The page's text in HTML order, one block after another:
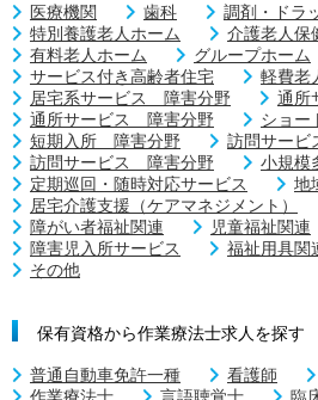
医療機関 歯科
調剤・ドラ
特別養護老人ホーム
介護老人保
有料老人ホーム
グループホーム
サービス付き高齢者住宅
軽費老
居宅系サービス 障害分野
通所
通所サービス 障害分野
ショー
短期入所 障害分野
訪問サービ
訪問サービス 障害分野
小規模
定期巡回・随時対応サービス
地
居宅介護支援（ケアマネジメント）
障がい者福祉関連
児童福祉関連
障害児入所サービス
福祉用具関
その他
保有資格から作業療法士求人を探す
普通自動車免許一種 看護師
作業療法士
言語聴覚士
臨